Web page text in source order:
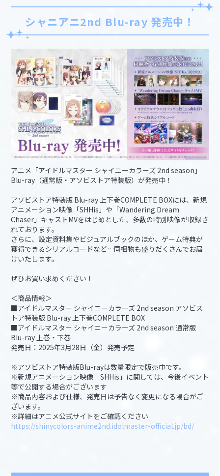
シャニアニ2nd Blu-ray 発売中！
アニメ「アイドルマスター シャイニーカラーズ 2nd season」
Blu-ray（通常版・アソビストア特装版）が発売中！
アソビストア特装版 Blu-ray 上下巻COMPLETE BOXには、新規
アニメーション映像「SHHis」や「Wandering Dream
Chaser」キャストMVをはじめとした、多数の特別映像が収録さ
れております。
さらに、設定資料集やビジュアルブックのほか、ゲーム特典が
獲得できるシリアルコードなど…同梱物も盛りだくさんでお届
けいたします。
ぜひお買い求めください！
＜商品情報＞
■アイドルマスター シャイニーカラーズ 2nd season アソビス
トア特装版 Blu-ray 上下巻COMPLETE BOX
■アイドルマスター シャイニーカラーズ 2nd season 通常版
Blu-ray 上巻・下巻
発売日：2025年3月28日（金）発売予定
※アソビストア特装版Blu-rayは数量限定で販売中です。
※新規アニメーション映像「SHHis」に関しては、今後イベント
等で公開する場合がございます
※商品内容および仕様、発売日は予告なく変更になる場合がご
ざいます。
※詳細はアニメ公式サイトをご確認ください
https://shinycolors-anime2nd.idolmaster-official.jp/bd/